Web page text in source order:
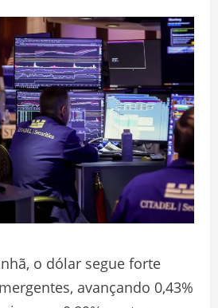
o dólar segue forte
avançando 0,43%